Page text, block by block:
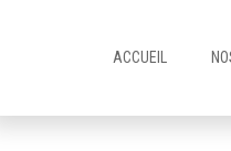
ACCUEIL